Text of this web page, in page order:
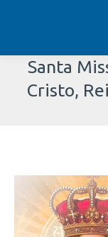
Santa
Cristo,